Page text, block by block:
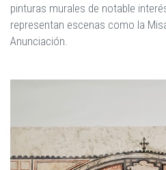
pinturas murales de notable
representan escenas como la
Anunciación.